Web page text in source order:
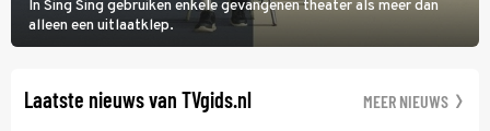
In Sing Sing gebruiken enkele gevangenen theater als meer dan
alleen een uitlaatklep.
Laatste nieuws van TVgids.nl MEER NIEUWS